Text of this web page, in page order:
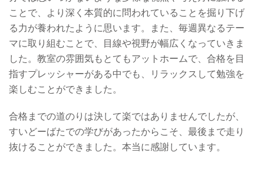
ことで、より深く本質的に問われていることを掘り下げ
る力が養われたように思います。また、毎週異なるテー
マに取り組むことで、目線や視野が幅広くなっていきま
した。教室の雰囲気もとてもアットホームで、合格を目
指すプレッシャーがある中でも、リラックスして勉強を
楽しむことができました。
合格までの道のりは決して楽ではありませんでしたが、
すいどーばたでの学びがあったからこそ、最後まで走り
抜けることができました。本当に感謝しています。